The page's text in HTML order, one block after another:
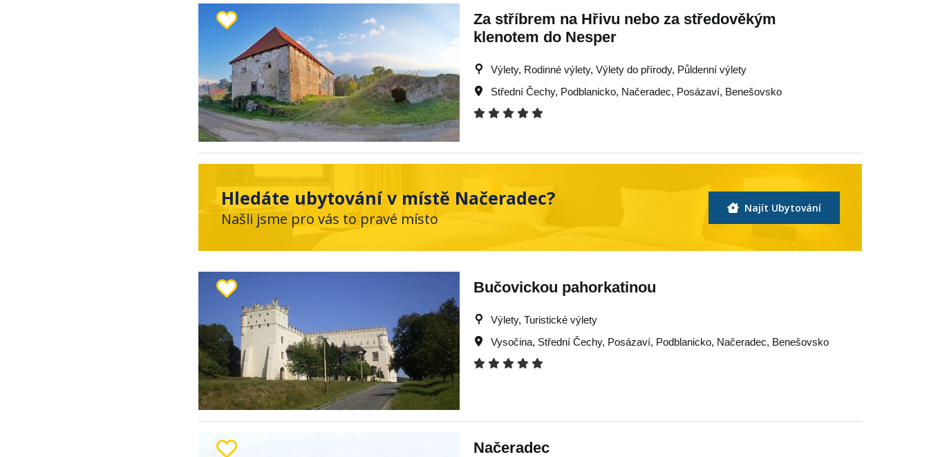
Za stříbrem na Hřivu nebo za středověkým
klenotem do Nesper
Výlety, Rodinné výlety, Výlety do přírody, Půldenní výlety
Střední Čechy, Podblanicko, Načeradec, Posázaví, Benešovsko
Hledáte ubytování v místě Načeradec?
Našli jsme pro vás to pravé místo
Najít Ubytování
Bučovickou pahorkatinou
Výlety, Turistické výlety
Vysočina, Střední Čechy, Posázaví, Podblanicko, Načeradec, Benešovsko
Načeradec